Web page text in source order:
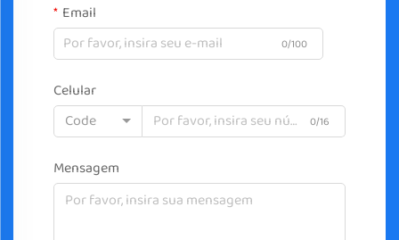
Email
0/100
Celular
Code
0/16
Mensagem